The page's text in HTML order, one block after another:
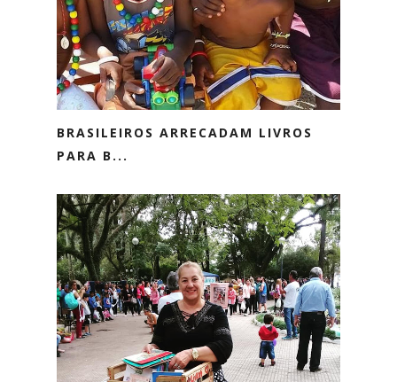
BRASILEIROS ARRECADAM LIVROS
PARA B...